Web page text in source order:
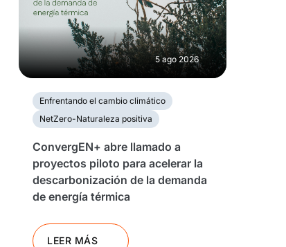
5 ago 2026
Enfrentando el cambio climático
NetZero-Naturaleza positiva
ConvergEN+ abre llamado a
proyectos piloto para acelerar la
descarbonización de la demanda
de energía térmica
LEER MÁS